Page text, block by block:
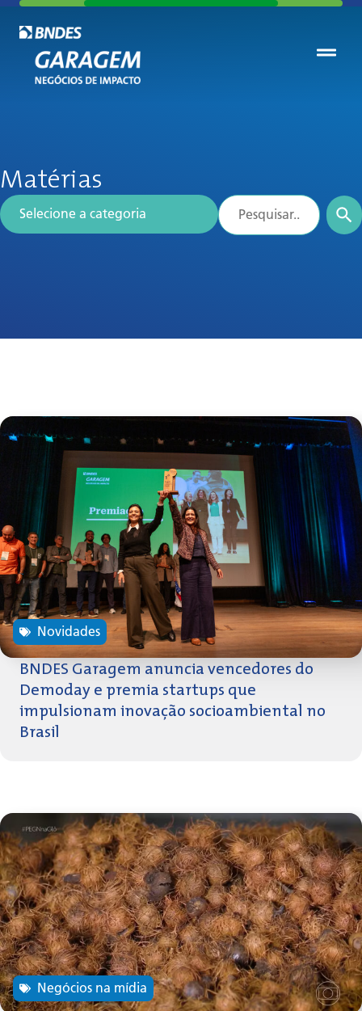
Matérias
Novidades
BNDES Garagem anuncia vencedores do
Demoday e premia startups que
impulsionam inovação socioambiental no
Brasil
Negócios na mídia